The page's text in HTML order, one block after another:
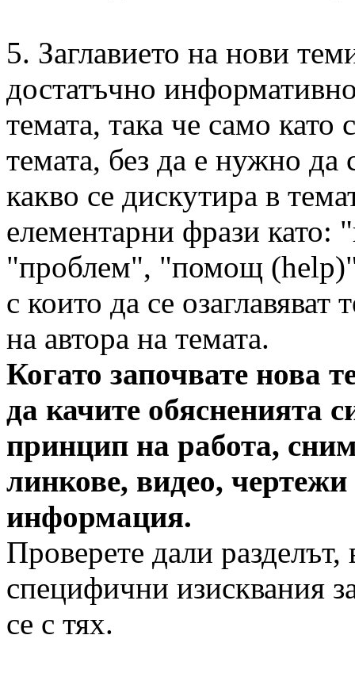
5. Заглавието на нови
достатъчно
темата, така че само като
темата, без да е нужно да
какво се дискутира в
елементарни фрази като:
"проблем", "помощ
с които да се
на автора на темата.
Когато започвате нова
да качите обясненията
принцип на работа,
линкове, видео,
информация.
Проверете дали
специфични изисквания
се с тях.